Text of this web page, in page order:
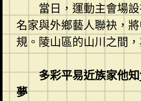
當日，運動主會場
名家與外鄉藝人聯袂，
規。陵山區的山川之間
多彩平易近族家他知
夢